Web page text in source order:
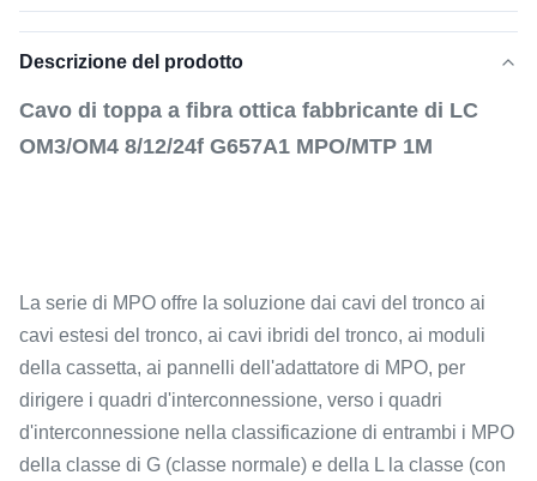
Descrizione del prodotto
Cavo di toppa a fibra ottica fabbricante di LC
OM3/OM4 8/12/24f G657A1 MPO/MTP 1M
La serie di MPO offre la soluzione dai cavi del tronco ai
cavi estesi del tronco, ai cavi ibridi del tronco, ai moduli
della cassetta, ai pannelli dell'adattatore di MPO, per
dirigere i quadri d'interconnessione, verso i quadri
d'interconnessione nella classificazione di entrambi i MPO
della classe di G (classe normale) e della L la classe (con